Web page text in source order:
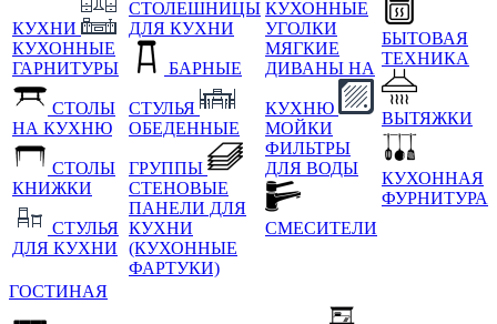
КУХНИ
КУХОННЫЕ
ГАРНИТУРЫ
СТОЛЫ
НА КУХНЮ
СТОЛЫ
КНИЖКИ
СТУЛЬЯ
ДЛЯ КУХНИ
СТОЛЕШНИЦЫ
ДЛЯ КУХНИ
БАРНЫЕ
СТУЛЬЯ
ОБЕДЕННЫЕ
ГРУППЫ
СТЕНОВЫЕ
ПАНЕЛИ ДЛЯ
КУХНИ
(КУХОННЫЕ
ФАРТУКИ)
КУХОННЫЕ
УГОЛКИ
МЯГКИЕ
ДИВАНЫ НА
КУХНЮ
МОЙКИ
ФИЛЬТРЫ
ДЛЯ ВОДЫ
СМЕСИТЕЛИ
БЫТОВАЯ
ТЕХНИКА
ВЫТЯЖКИ
КУХОННАЯ
ФУРНИТУРА
ГОСТИНАЯ